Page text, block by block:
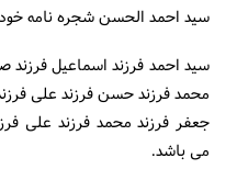
سید احمد الحسن شجره نامه
سید احمد فرزند اسماعیل فرزند
محمد فرزند حسن فرزند علی
جعفر فرزند محمد فرزند علی
می باشد.